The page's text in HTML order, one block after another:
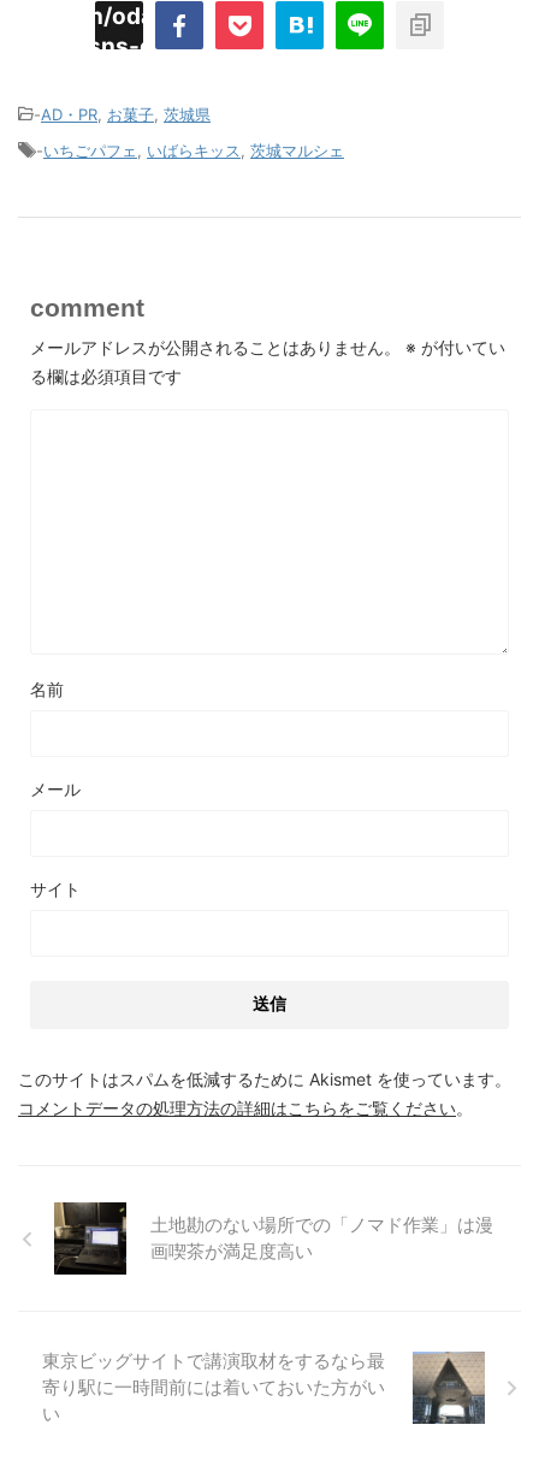
odaiji.com/public_html/blog/wp-
sns-count-cache/sns-count-
-AD・PR, お菓子, 茨城県
-いちごパフェ, いばらキッス, 茨城マルシェ
comment
メールアドレスが公開されることはありません。 ※ が付いてい
る欄は必須項目です
名前
メール
サイト
このサイトはスパムを低減するために Akismet を使っています。
コメントデータの処理方法の詳細はこちらをご覧ください。
土地勘のない場所での「ノマド作業」は漫
画喫茶が満足度高い
東京ビッグサイトで講演取材をするなら最
寄り駅に一時間前には着いておいた方がい
い